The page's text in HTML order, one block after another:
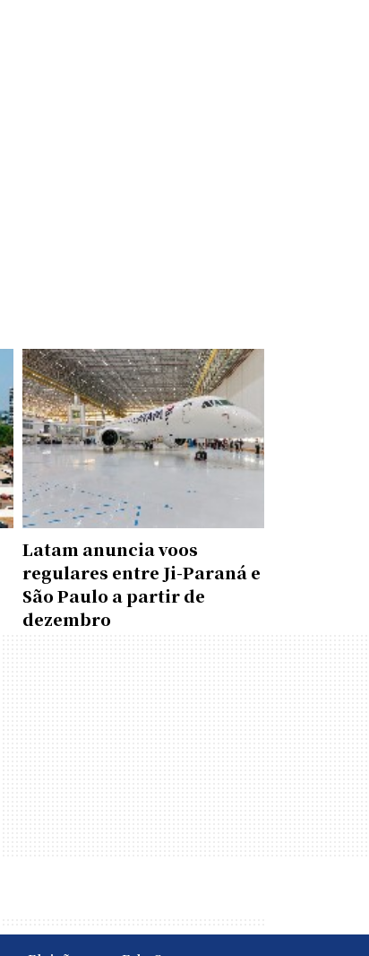
Latam anuncia voos
regulares entre Ji-Paraná e
São Paulo a partir de
dezembro